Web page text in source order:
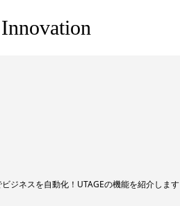
ビジネスを自動化！UTAGEの機能を紹介します